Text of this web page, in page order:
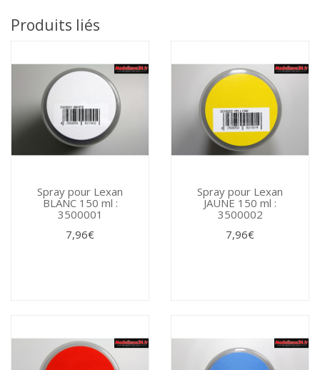
Produits liés
Spray pour Lexan
BLANC 150 ml :
3500001
7,96€
Spray pour Lexan
JAUNE 150 ml :
3500002
7,96€